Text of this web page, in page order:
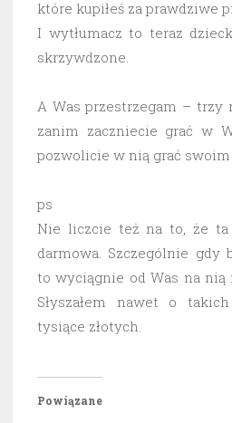
które kupiłeś za prawdziwe
I wytłumacz to teraz
skrzywdzone.
A Was przestrzegam – trzy
zanim zaczniecie grać w
pozwolicie w nią grać
ps
Nie liczcie też na to, że ta
darmowa. Szczególnie gdy
to wyciągnie od Was na nią
Słyszałem nawet o
tysiące złotych.
Powiązane